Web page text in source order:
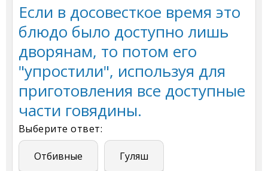
Если в досовесткое время это
блюдо было доступно лишь
дворянам, то потом его
"упростили", используя для
приготовления все доступные
части говядины.
Выберите ответ:
Отбивные Гуляш